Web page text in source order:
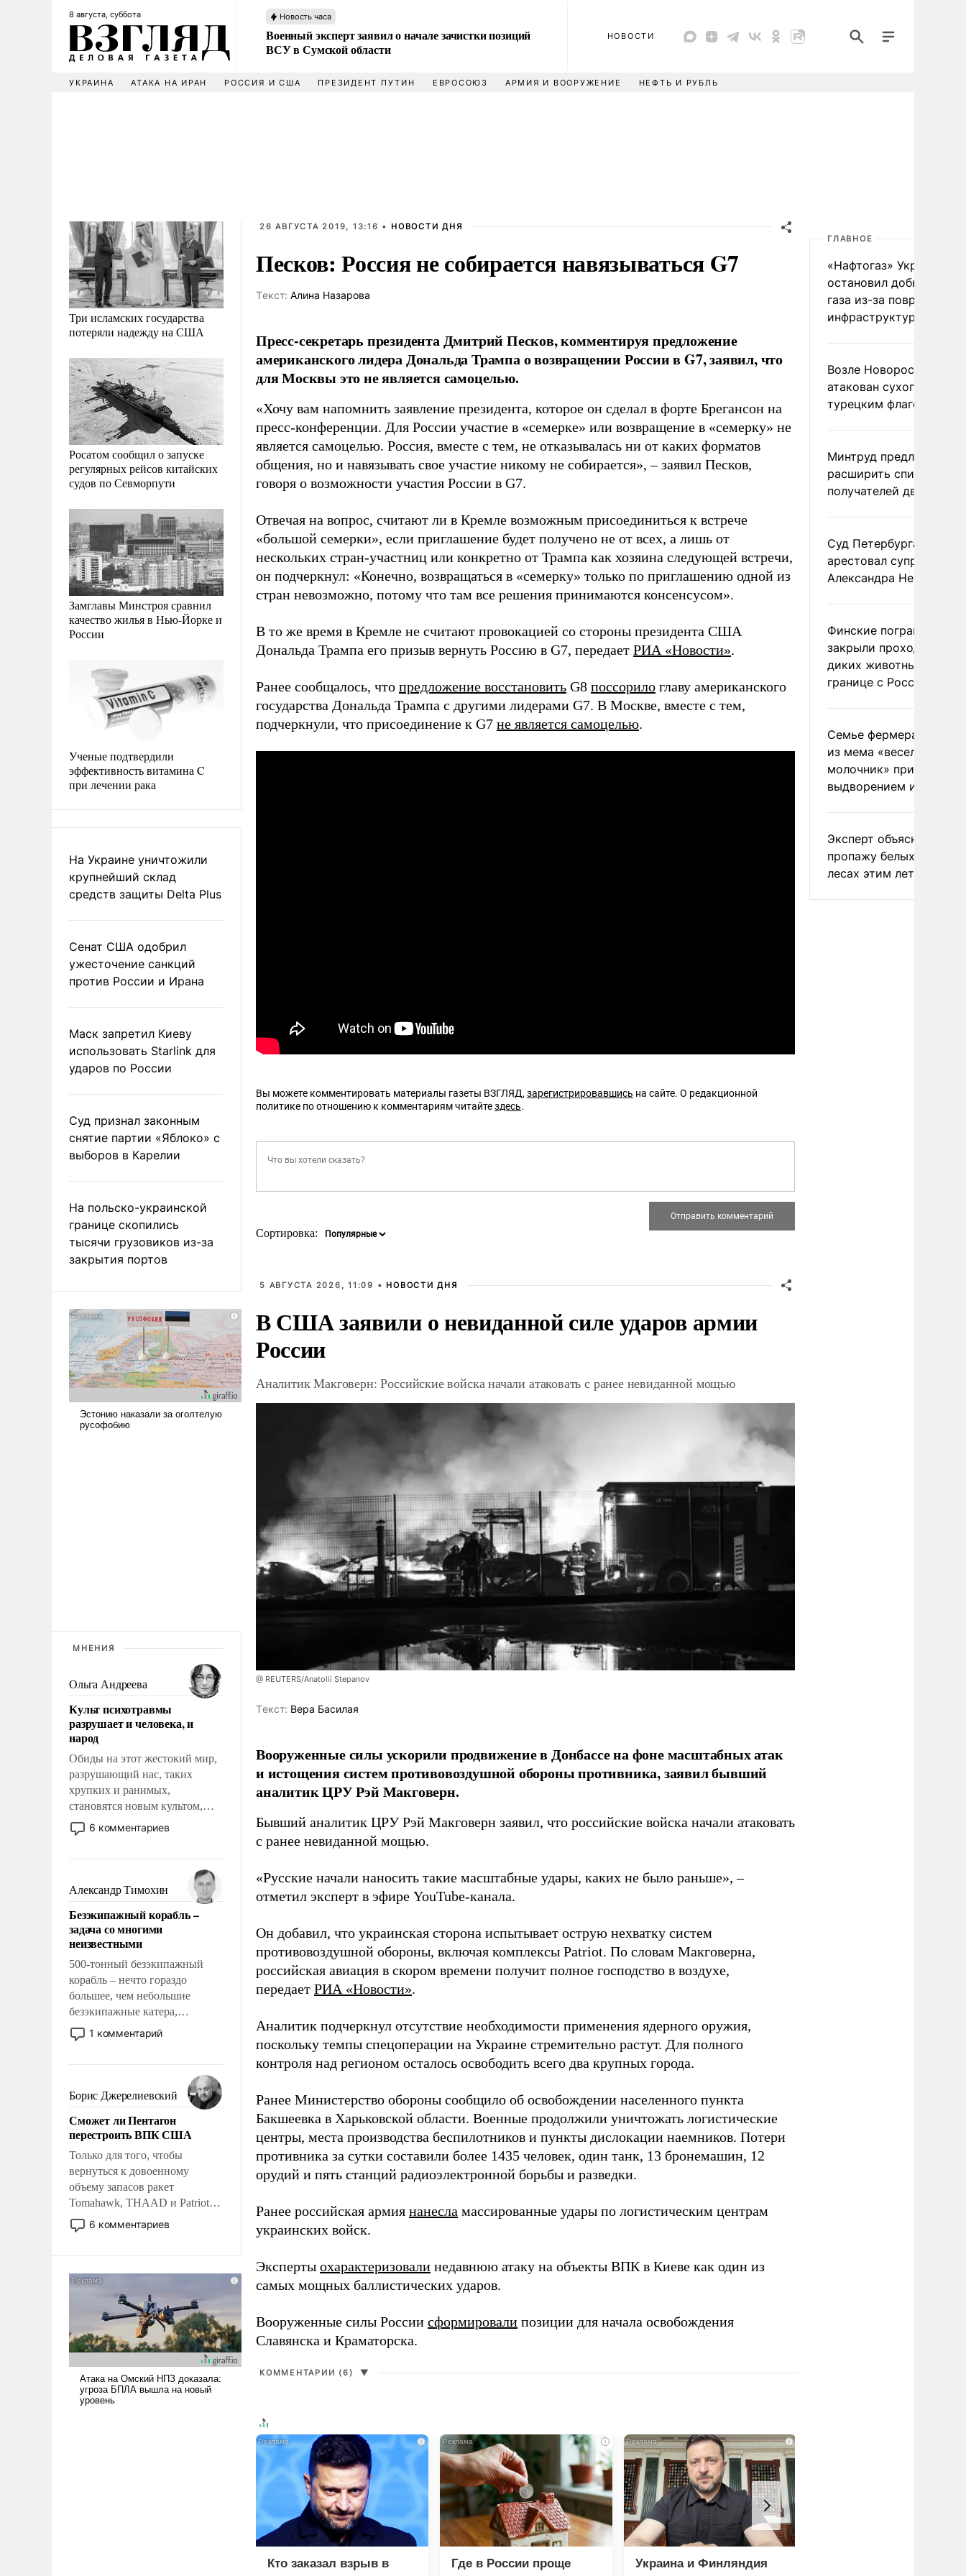
8 августа, суббота Новость часа
Военный эксперт заявил о начале зачистки позиций
ВСУ в Сумской области
НОВОСТИ
УКРАИНА АТАКА НА ИРАН РОССИЯ И США ПРЕЗИДЕНТ ПУТИН ЕВРОСОЮЗ АРМИЯ И ВООРУЖЕНИЕ НЕФТЬ И РУБЛЬ
Три исламских государства
потеряли надежду на США
Росатом сообщил о запуске
регулярных рейсов китайских
судов по Севморпути
Замглавы Минстроя сравнил
качество жилья в Нью-Йорке и
России
Ученые подтвердили
эффективность витамина C
при лечении рака
На Украине уничтожили
крупнейший склад
средств защиты Delta Plus
Сенат США одобрил
ужесточение санкций
против России и Ирана
Маск запретил Киеву
использовать Starlink для
ударов по России
Суд признал законным
снятие партии «Яблоко» с
выборов в Карелии
На польско-украинской
границе скопились
тысячи грузовиков из-за
закрытия портов
МНЕНИЯ
Ольга Андреева
Культ психотравмы
разрушает и человека, и
народ
Обиды на этот жестокий мир,
разрушающий нас, таких
хрупких и ранимых,
становятся новым культом,
постепенно вытесняя и
отменяя традиционное
мужественным и твердым под
ударами судьбы, брать на себя
ответственность, помогать
слабым, идти вперед и
адаптироваться.
6 комментариев
Александр Тимохин
Безэкипажный корабль –
задача со многими
неизвестными
500-тонный безэкипажный
корабль – нечто гораздо
большее, чем небольшие
безэкипажные катера,
применение которых уже
стало обыденностью. Задача по
сложна и амбициозна. Однако
и ее реализация радикально
поднимет наши боевые
возможности.
1 комментарий
Борис Джерелиевский
Сможет ли Пентагон
перестроить ВПК США
Только для того, чтобы
вернуться к довоенному
объему запасов ракет
Tomahawk, THAAD и Patriot
США потребуется более трех
лет. Даже небольшая война с
Сложившаяся ситуация
означает многолетний период
уязвимости США, например,
перед Китаем.
6 комментариев
26 АВГУСТА 2019, 13:16 • НОВОСТИ ДНЯ
Песков: Россия не собирается навязываться G7
Tекст: Алина Назарова
Пресс-секретарь президента Дмитрий Песков, комментируя предложение
американского лидера Дональда Трампа о возвращении России в G7, заявил, что
для Москвы это не является самоцелью.
«Хочу вам напомнить заявление президента, которое он сделал в форте Брегансон на
пресс-конференции. Для России участие в «семерке» или возвращение в «семерку» не
является самоцелью. Россия, вместе с тем, не отказывалась ни от каких форматов
общения, но и навязывать свое участие никому не собирается», – заявил Песков,
говоря о возможности участия России в G7.
Отвечая на вопрос, считают ли в Кремле возможным присоединиться к встрече
«большой семерки», если приглашение будет получено не от всех, а лишь от
нескольких стран-участниц или конкретно от Трампа как хозяина следующей встречи,
он подчеркнул: «Конечно, возвращаться в «семерку» только по приглашению одной из
стран невозможно, потому что там все решения принимаются консенсусом».
В то же время в Кремле не считают провокацией со стороны президента США
Дональда Трампа его призыв вернуть Россию в G7, передает РИА «Новости».
Ранее сообщалось, что предложение восстановить G8 поссорило главу американского
государства Дональда Трампа с другими лидерами G7. В Москве, вместе с тем,
подчеркнули, что присоединение к G7 не является самоцелью.
Вы можете комментировать материалы газеты ВЗГЛЯД, зарегистрировавшись на сайте. О редакционной
политике по отношению к комментариям читайтездесь.
Сортировка:
5 АВГУСТА 2026, 11:09 • НОВОСТИ ДНЯ
В США заявили о невиданной силе ударов армии
России
Аналитик Макговерн: Российские войска начали атаковать с ранее невиданной мощью
@ REUTERS/Anatolii Stepanov
Tекст: Вера Басилая
Вооруженные силы ускорили продвижение в Донбассе на фоне масштабных атак
и истощения систем противовоздушной обороны противника, заявил бывший
аналитик ЦРУ Рэй Макговерн.
Бывший аналитик ЦРУ Рэй Макговерн заявил, что российские войска начали атаковать
с ранее невиданной мощью.
«Русские начали наносить такие масштабные удары, каких не было раньше», –
отметил эксперт в эфире YouTube-канала.
Он добавил, что украинская сторона испытывает острую нехватку систем
противовоздушной обороны, включая комплексы Patriot. По словам Макговерна,
российская авиация в скором времени получит полное господство в воздухе,
передает РИА «Новости».
Аналитик подчеркнул отсутствие необходимости применения ядерного оружия,
поскольку темпы спецоперации на Украине стремительно растут. Для полного
контроля над регионом осталось освободить всего два крупных города.
Ранее Министерство обороны сообщило об освобождении населенного пункта
Бакшеевка в Харьковской области. Военные продолжили уничтожать логистические
центры, места производства беспилотников и пункты дислокации наемников. Потери
противника за сутки составили более 1435 человек, один танк, 13 бронемашин, 12
орудий и пять станций радиоэлектронной борьбы и разведки.
Ранее российская армия нанесла массированные удары по логистическим центрам
украинских войск.
Эксперты охарактеризовали недавнюю атаку на объекты ВПК в Киеве как один из
самых мощных баллистических ударов.
Вооруженные силы России сформировали позиции для начала освобождения
Славянска и Краматорска.
КОММЕНТАРИИ (6) ▼
i
Кто заказал взрыв в
i
Где в России проще
i
Украина и Финляндия
ГЛАВНОЕ
«Нафтогаз» Украины
остановил добычу
газа из-за повреждения
инфраструктуры
Возле Новороссийска
атакован сухогруз под
турецким флагом
Минтруд предложил
расширить список
получателей двух
Суд Петербурга заочно
арестовал супругу
Александра Невзорова
Финские пограничники
закрыли проходы для
диких животных на
границе с Россией
Семье фермера
из мема «веселый
молочник» пригрозили
выдворением из
Эксперт объяснил
пропажу белых грибов
лесах этим летом